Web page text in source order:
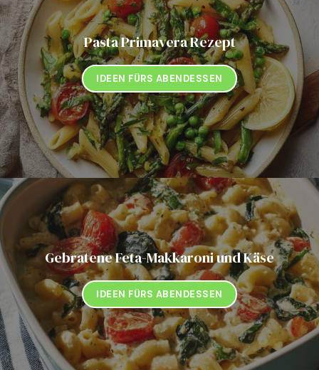
Pasta Primavera Rezept
IDEEN FÜRS ABENDESSEN
Gebratene Feta-Makkaroni und Käse
IDEEN FÜRS ABENDESSEN